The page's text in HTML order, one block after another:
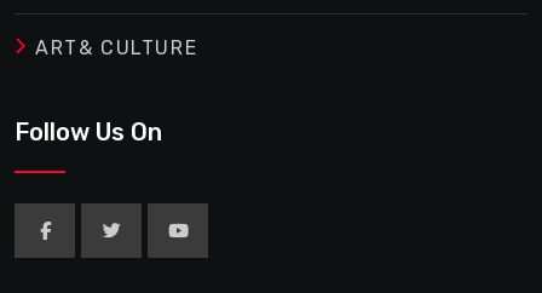
ART& CULTURE
Follow Us On